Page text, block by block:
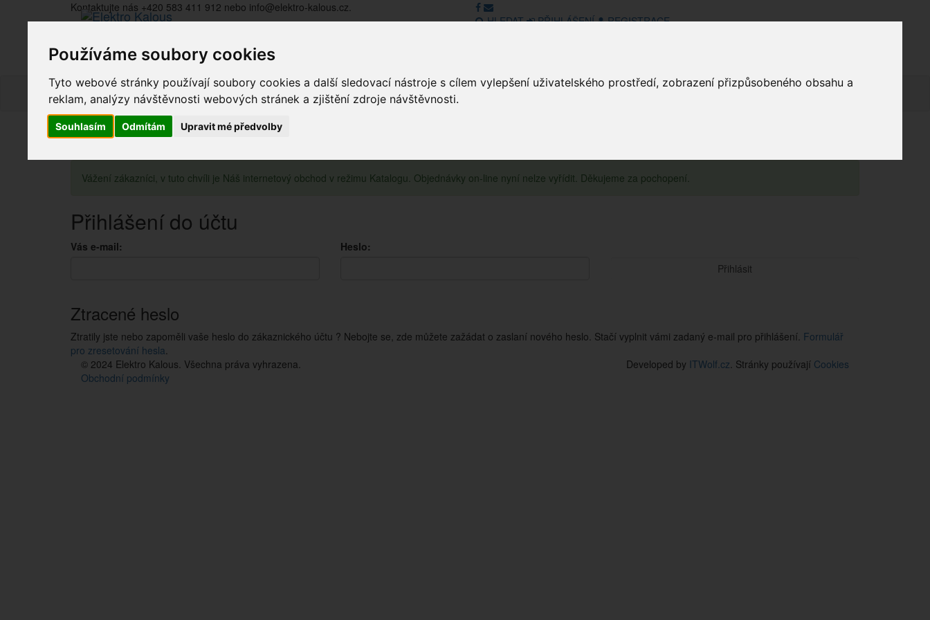
Používáme soubory cookies
Tyto webové stránky používají soubory cookies a další sledovací nástroje s cílem vylepšení uživatelského prostředí, zobrazení přizpůsobeného obsahu a
reklam, analýzy návštěvnosti webových stránek a zjištění zdroje návštěvnosti.
Souhlasím Odmítám Upravit mé předvolby
Kontaktujte nás +420 583 411 912 nebo info@elektro-kalous.cz.
HLEDAT
PŘIHLÁŠENÍ REGISTRACE
Obchod Obchodní podmínky Doprava a platba
Vážení zákazníci, v tuto chvíli je Náš internetový obchod v režimu Katalogu. Objednávky on-line nyní nelze vyřídit. Děkujeme za pochopení.
Přihlášení do účtu
Vás e-mail: Heslo:
Ztracené heslo
Ztratily jste nebo zapoměli vaše heslo do zákaznického účtu ? Nebojte se, zde můžete zažádat o zaslaní nového heslo. Stačí vyplnit vámi zadaný e-mail pro přihlášení. Formulář
pro zresetování hesla.
© 2024 Elektro Kalous. Všechna práva vyhrazena.
Obchodní podmínky
Developed by ITWolf.cz. Stránky používají Cookies